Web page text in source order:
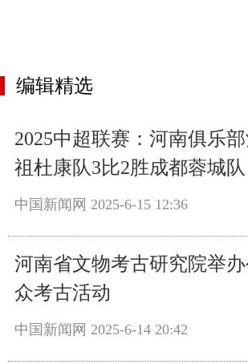
编辑精选
2025中超联赛：河南俱乐
祖杜康队3比2胜成都蓉城队
中国新闻网 2025-6-15 12:36
河南省文物考古研究院举
众考古活动
中国新闻网 2025-6-14 20:42